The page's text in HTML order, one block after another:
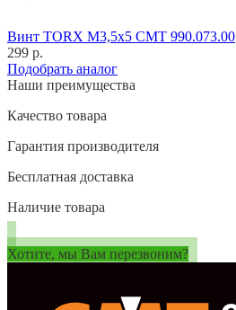
Винт TORX M3,5x5 CMT 990.073.00
299 р.
Подобрать аналог
Наши преимущества
Качество товара
Гарантия производителя
Бесплатная доставка
Наличие товара
Хотите, мы Вам перезвоним?